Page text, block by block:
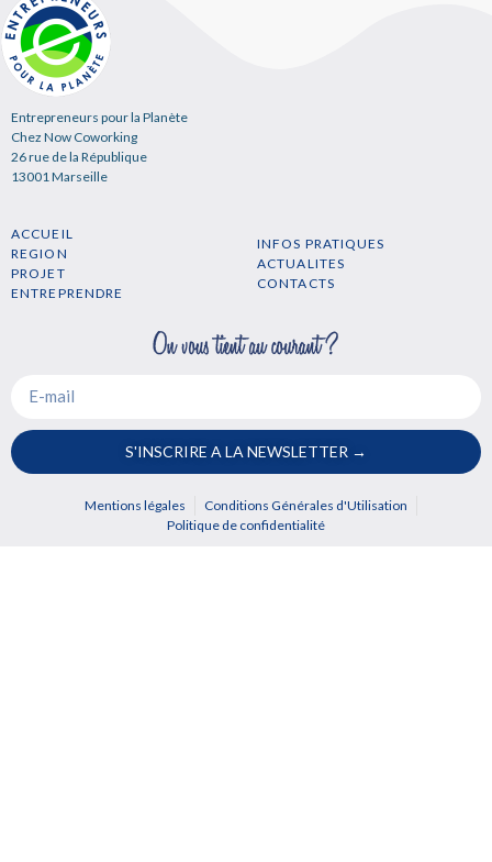
Entrepreneurs pour la Planète
Chez Now Coworking
26 rue de la République
13001 Marseille
ACCUEIL
REGION
PROJET
ENTREPRENDRE
INFOS PRATIQUES
ACTUALITES
CONTACTS
S'INSCRIRE A LA NEWSLETTER →
Mentions légales
Conditions Générales d'Utilisation
Politique de confidentialité